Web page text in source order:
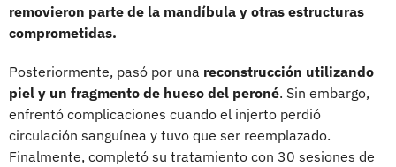
removieron parte de la mandíbula y otras estructuras
comprometidas.
Posteriormente, pasó por una reconstrucción utilizando
piel y un fragmento de hueso del peroné. Sin embargo,
enfrentó complicaciones cuando el injerto perdió
circulación sanguínea y tuvo que ser reemplazado.
Finalmente, completó su tratamiento con 30 sesiones de